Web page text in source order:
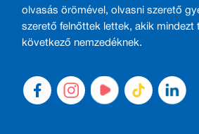
olvasás örömével, olvasni szerető
szerető felnőttek lettek, akik mindezt
következő nemzedéknek.